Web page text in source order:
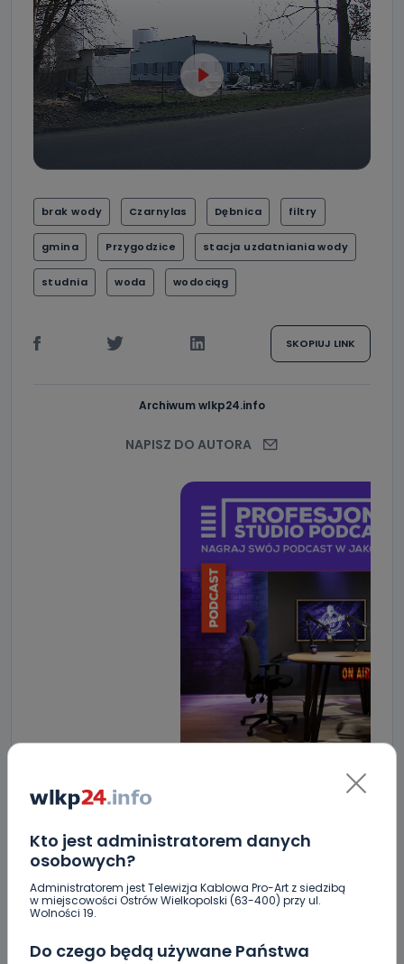
Kto jest administratorem danych
osobowych?
Administratorem jest Telewizja Kablowa Pro-Art z siedzibą
w miejscowości Ostrów Wielkopolski (63-400) przy ul.
Wolności 19.
Do czego będą używane Państwa
brak wody Czarnylas Dębnica filtry
gmina Przygodzice stacja uzdatniania wody
studnia woda wodociąg
SKOPIUJ LINK
Archiwum wlkp24.info
NAPISZ DO AUTORA
ZOBACZ TAKŻE
07.08.2026 15:10
Czy aquapark w Ostrowie